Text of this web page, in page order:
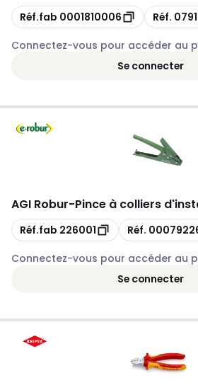
Copie
Réf.fab 0001810006 Copie
Réf.
Connectez-vous pour accéder au
Se connecter
AGI Robur-Pince à colliers
Copie
Réf.fab 226001 Copie
Réf.
Connectez-vous pour accéder au
Se connecter